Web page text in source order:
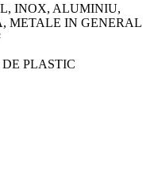
INOX, ALUMINIU,
METALE IN GENERAL
PLASTIC